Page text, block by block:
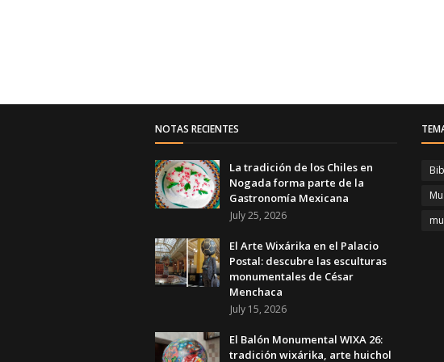
NOTAS RECIENTES
La tradición de los Chiles en
Nogada forma parte de la
Gastronomía Mexicana
July 25, 2026
El Arte Wixárika en el Palacio
Postal: descubre las esculturas
monumentales de César
Menchaca
July 15, 2026
El Balón Monumental WIXA 26:
tradición wixárika, arte huichol